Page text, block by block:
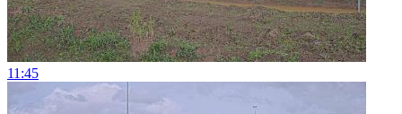
11:45